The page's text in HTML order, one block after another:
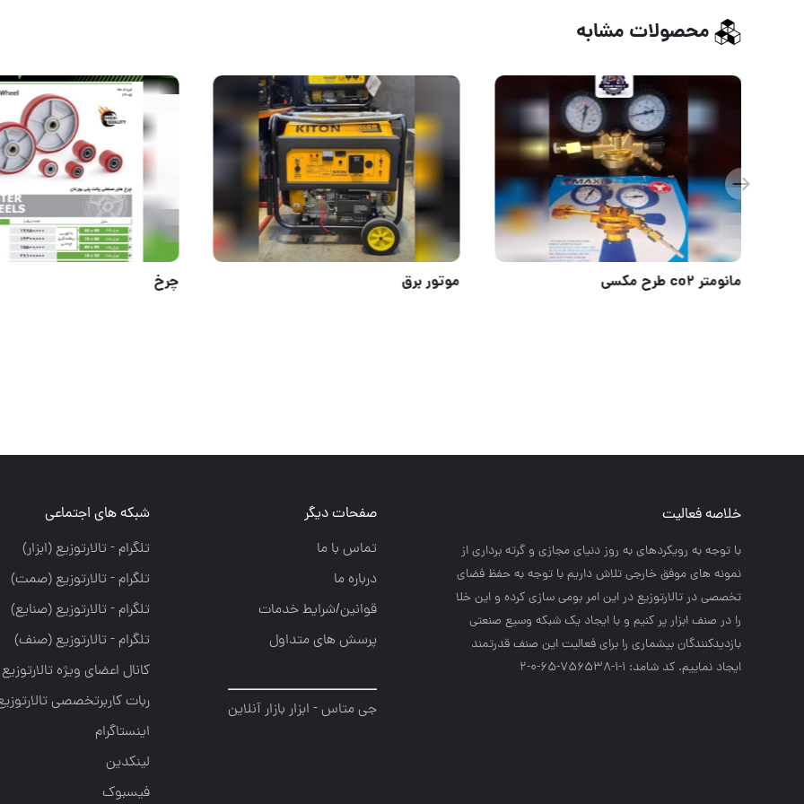
محصولات مشابه
اورفرز مانومتر co2 طرح مکسی موتور برق
خلاصه فعالیت
با توجه به رويكردهاي به روز دنياي مجازي و گرته برداري از
نمونه هاي موفق خارجي تلاش داريم با توجه به حفظ فضاي
تخصصي در تالارتوزيع در اين امر بومي سازي كرده و اين خلا
را در صنف ابزار پر كنيم و با ايجاد يك شبكه وسيع صنعتي
بازديدكنندگان بيشماري را براي فعاليت اين صنف قدرتمند
ايجاد نماييم. کد شامد: 1-1-756538-65-0-2
صفحات دیگر
تماس با ما
درباره ما
قوانین/شرایط خدمات
پرسش های متداول
جی متاس - ابزار بازار آنلاین
شبکه های اجتماعی
تلگرام - تالارتوزيع (ابزار)
تلگرام - تالارتوزيع (صمت)
تلگرام - تالارتوزيع (صنايع)
تلگرام - تالارتوزیع (صنف)
کانال اعضای ویژه تالارتوزیع
ربات کاربرتخصصی
اینستاگرام
لینکدین
فیسبوک